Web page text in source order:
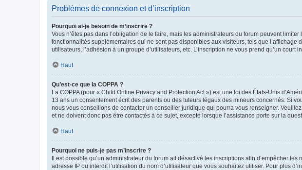
Problèmes de connexion et d’inscription
Pourquoi ai-je besoin de m’inscrire ?
Vous n’êtes pas dans l’obligation de le faire, mais les administrateurs du forum peuvent
fonctionnalités supplémentaires qui ne sont pas disponibles aux visiteurs, tels que
utilisateurs, l’adhésion à un groupe d’utilisateurs, etc. L’inscription ne vous prend qu’un court
Haut
Qu’est-ce que la COPPA ?
La COPPA (pour « Child Online Privacy and Protection Act ») est une loi des États-Unis
13 ans un consentement écrit des parents ou des tuteurs légaux des mineurs concernés. Si
nous vous conseillons de contacter un conseiller juridique qui pourra vous renseigner.
et ne doivent donc pas être contactés à ce sujet, excepté lorsque l’assistance porte sur la
Haut
Pourquoi ne puis-je pas m’inscrire ?
Il est possible qu’un administrateur du forum ait désactivé les inscriptions afin d’empêcher
adresse IP ou interdit l’utilisation du nom d’utilisateur que vous souhaitez utiliser. Pour plus